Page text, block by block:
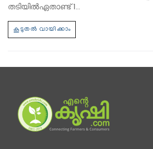
തടിയില്‍ഏതാണ്ട് 1…